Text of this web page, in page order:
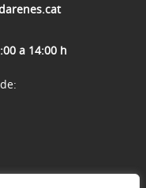
a 14:00 h